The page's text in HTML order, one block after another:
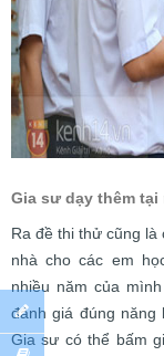
Gia sư dạy thêm
Ra đề thi thử cũng là
nhà cho các em
nhiều năm của
đánh giá đúng năng
Gia sư có thể bấm